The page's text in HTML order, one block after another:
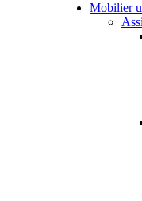
Mobilier